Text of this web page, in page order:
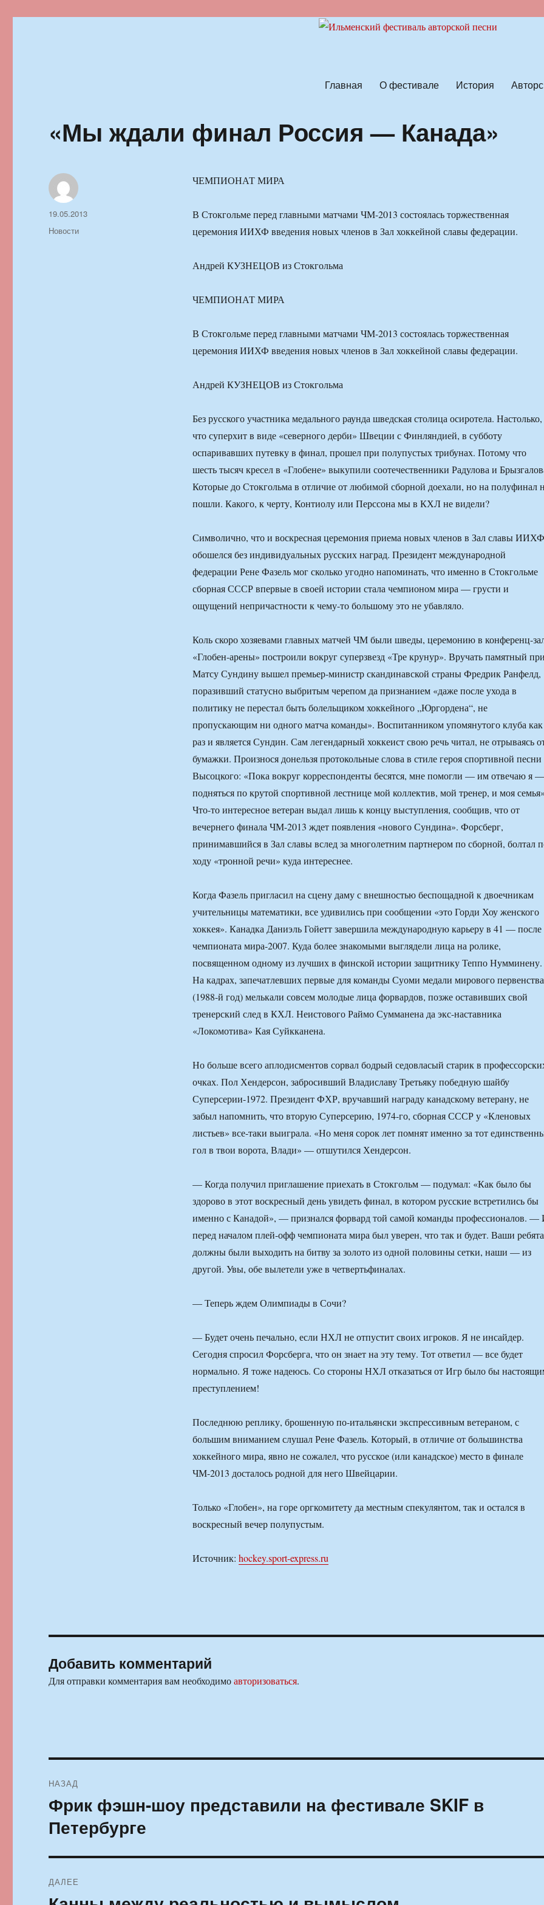
Главная О фестивале История
«Мы ждали финал Россия — Канада»
ЧЕМПИОНАТ МИРА
В Стокгольме перед главными матчами ЧМ-2013 состоялась торжественная
церемония ИИХФ введения новых членов в Зал хоккейной славы федерации.
Андрей КУЗНЕЦОВ из Стокгольма
ЧЕМПИОНАТ МИРА
В Стокгольме перед главными матчами ЧМ-2013 состоялась торжественная
церемония ИИХФ введения новых членов в Зал хоккейной славы федерации.
Андрей КУЗНЕЦОВ из Стокгольма
Без русского участника медального раунда шведская столица осиротела. Настолько,
что суперхит в виде «северного дерби» Швеции с Финляндией, в субботу
оспаривавших путевку в финал, прошел при полупустых трибунах. Потому что
шесть тысяч кресел в «Глобене» выкупили соотечественники Радулова и
Которые до Стокгольма в отличие от любимой сборной доехали, но на полуфинал
пошли. Какого, к черту, Контиолу или Перссона мы в КХЛ не видели?
Символично, что и воскресная церемония приема новых членов в Зал славы ИИХФ
обошелся без индивидуальных русских наград. Президент международной
федерации Рене Фазель мог сколько угодно напоминать, что именно в Стокгольме
сборная СССР впервые в своей истории стала чемпионом мира — грусти и
ощущений непричастности к чему-то большому это не убавляло.
Коль скоро хозяевами главных матчей ЧМ были шведы, церемонию в конференц-
«Глобен-арены» построили вокруг суперзвезд «Тре крунур». Вручать памятный
Матсу Сундину вышел премьер-министр скандинавской страны Фредрик Ранфелд,
поразивший статусно выбритым черепом да признанием «даже после ухода в
политику не перестал быть болельщиком хоккейного „Юргордена“, не
пропускающим ни одного матча команды». Воспитанником упомянутого клуба как
раз и является Сундин. Сам легендарный хоккеист свою речь читал, не отрываясь
бумажки. Произнося донельзя протокольные слова в стиле героя спортивной песни
Высоцкого: «Пока вокруг корреспонденты бесятся, мне помогли — им отвечаю я —
подняться по крутой спортивной лестнице мой коллектив, мой тренер, и моя
Что-то интересное ветеран выдал лишь к концу выступления, сообщив, что от
вечернего финала ЧМ-2013 ждет появления «нового Сундина». Форсберг,
принимавшийся в Зал славы вслед за многолетним партнером по сборной, болтал
ходу «тронной речи» куда интереснее.
Когда Фазель пригласил на сцену даму с внешностью беспощадной к двоечникам
учительницы математики, все удивились при сообщении «это Горди Хоу женского
хоккея». Канадка Даниэль Гойетт завершила международную карьеру в 41 — после
чемпионата мира-2007. Куда более знакомыми выглядели лица на ролике,
посвященном одному из лучших в финской истории защитнику Теппо Нумминену.
На кадрах, запечатлевших первые для команды Суоми медали мирового первенства
(1988-й год) мелькали совсем молодые лица форвардов, позже оставивших свой
тренерский след в КХЛ. Неистового Раймо Сумманена да экс-наставника
«Локомотива» Кая Суйкканена.
Но больше всего аплодисментов сорвал бодрый седовласый старик в
очках. Пол Хендерсон, забросивший Владиславу Третьяку победную шайбу
Суперсерии-1972. Президент ФХР, вручавший награду канадскому ветерану, не
забыл напомнить, что вторую Суперсерию, 1974-го, сборная СССР у «Кленовых
листьев» все-таки выиграла. «Но меня сорок лет помнят именно за тот
гол в твои ворота, Влади» — отшутился Хендерсон.
— Когда получил приглашение приехать в Стокгольм — подумал: «Как было бы
здорово в этот воскресный день увидеть финал, в котором русские встретились бы
именно с Канадой», — признался форвард той самой команды профессионалов. —
перед началом плей-офф чемпионата мира был уверен, что так и будет. Ваши ребята
должны были выходить на битву за золото из одной половины сетки, наши — из
другой. Увы, обе вылетели уже в четвертьфиналах.
— Теперь ждем Олимпиады в Сочи?
— Будет очень печально, если НХЛ не отпустит своих игроков. Я не инсайдер.
Сегодня спросил Форсберга, что он знает на эту тему. Тот ответил — все будет
нормально. Я тоже надеюсь. Со стороны НХЛ отказаться от Игр было бы
преступлением!
Последнюю реплику, брошенную по-итальянски экспрессивным ветераном, с
большим вниманием слушал Рене Фазель. Который, в отличие от большинства
хоккейного мира, явно не сожалел, что русское (или канадское) место в финале
ЧМ-2013 досталось родной для него Швейцарии.
Только «Глобен», на горе оргкомитету да местным спекулянтом, так и остался в
воскресный вечер полупустым.
Источник: hockey.sport-express.ru
Автор
Опубликовано
19.05.2013
Рубрики
Новости
Добавить комментарий
Для отправки комментария вам необходимоавторизоваться.
по
записям
НАЗАД
Предыдущая
запись:
Фрик фэшн-шоу представили на фестивале SKIF в
Петербурге
ДАЛЕЕ
Следующая